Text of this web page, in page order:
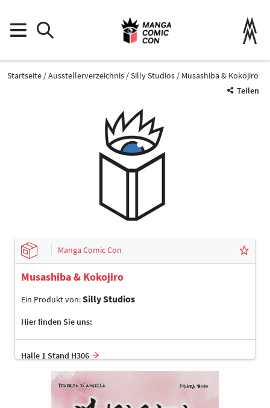
Startseite Ausstellerverzeichnis Silly Studios
Musashiba & Kokojiro
Teilen
Manga Comic Con
Musashiba & Kokojiro
Ein Produkt von:Silly Studios
Hier finden Sie uns:
Halle 1 Stand H306